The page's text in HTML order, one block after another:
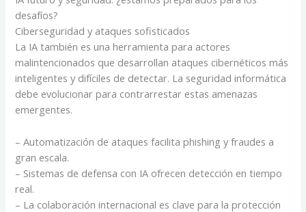
desafíos?
Ciberseguridad y ataques sofisticados
La IA también es una herramienta para actores
malintencionados que desarrollan ataques cibernéticos más
inteligentes y difíciles de detectar. La seguridad informática
debe evolucionar para contrarrestar estas amenazas
emergentes.
– Automatización de ataques facilita phishing y fraudes a
gran escala.
– Sistemas de defensa con IA ofrecen detección en tiempo
real.
– La colaboración internacional es clave para la protección